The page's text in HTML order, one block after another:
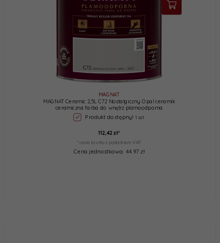
MAGNAT
MAGNAT Ceramic 2,5L C72 Nostalgiczny Opal ceramik
ceramiczna farba do wnętrz plamoodporna
Produkt dostępny! 1 szt.
112,42 zł*
* cena brutto z podatkiem VAT
Cena jednostkowa: 44.97 zł